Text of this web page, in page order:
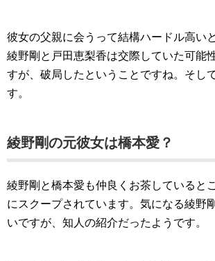
彼女の父親に会うって結構ハードル高い
綾野剛と戸田恵梨香は交際していた可能
すが、破局したということですね。そし
す。
綾野剛の元彼女は橋本愛？
綾野剛と橋本愛も仲良くお茶していると
にスクープされています。気になる綾野
いですが、知人の紹介だったようです。